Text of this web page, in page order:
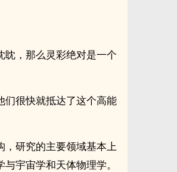
眈，那么灵彩绝对是一个
们很快就抵达了这个高能
，研究的主要领域基本上
宇宙学和天体物理学。